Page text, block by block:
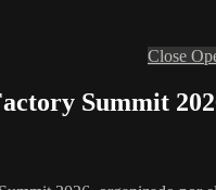
Close
Summit